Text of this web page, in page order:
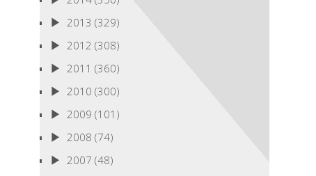
2013 (329)
2012 (308)
2011 (360)
2010 (300)
2009 (101)
2008 (74)
2007 (48)